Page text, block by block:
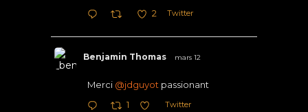
2 Twitter
Benjamin Thomas mars 12
Merci @jdguyot passionant
1 Twitter